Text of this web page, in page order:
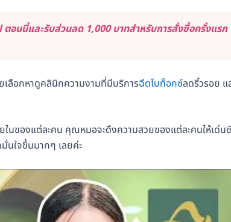
อนนี้และรับส่วนลด 1,000 บาทสำหรับการสั่งซื้อครั้งแรก
เลือกหาดูคลินิกความงามที่มีบริการฉีดโบท็อกซ์ลดริ้วรอย แ
ในของแต่ละคน คุณหมอจะดึงความสวยของแต่ละคนให้เด่น
นใจขึ้นมากๆ เลยค่ะ